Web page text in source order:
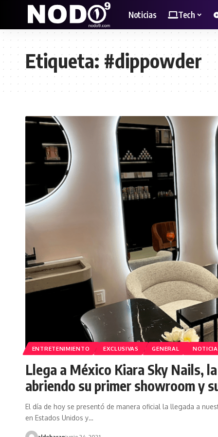
Noticias Tech
Etiqueta: #dippowder
ENTRETENIMIENTO EXCLUSIVAS GENERAL
Llega a México Kiara Sky Nails,
abriendo su primer showroom y
El día de hoy se presentó de manera oficial la llegada a
en Estados Unidos y…